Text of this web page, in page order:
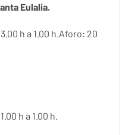
Eulalia.
h a 1.00 h.Aforo: 20
h a 1.00 h.